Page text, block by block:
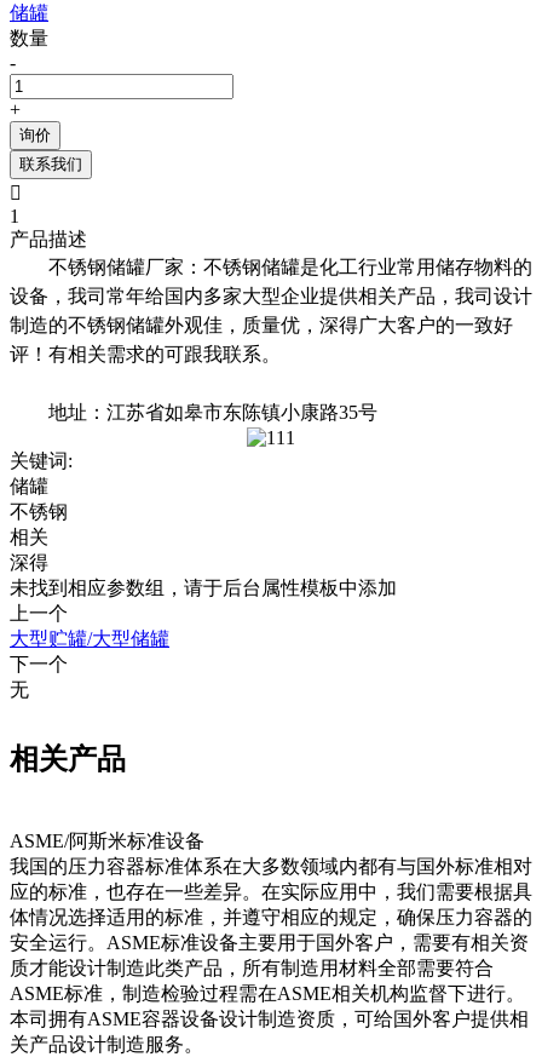
储罐
数量
-
+
询价
联系我们

1
产品描述
不锈钢储罐厂家：不锈钢储罐是化工行业常用储存物料的
设备，我司常年给国内多家大型企业提供相关产品，我司设计
制造的不锈钢储罐外观佳，质量优，深得广大客户的一致好
评！有相关需求的可跟我联系。
地址：江苏省如皋市东陈镇小康路35号
关键词:
储罐
不锈钢
相关
深得
未找到相应参数组，请于后台属性模板中添加
上一个
大型贮罐/大型储罐
下一个
无
相关产品
ASME/阿斯米标准设备
我国的压力容器标准体系在大多数领域内都有与国外标准相对
应的标准，也存在一些差异。在实际应用中，我们需要根据具
体情况选择适用的标准，并遵守相应的规定，确保压力容器的
安全运行。ASME标准设备主要用于国外客户，需要有相关资
质才能设计制造此类产品，所有制造用材料全部需要符合
ASME标准，制造检验过程需在ASME相关机构监督下进行。
本司拥有ASME容器设备设计制造资质，可给国外客户提供相
关产品设计制造服务。